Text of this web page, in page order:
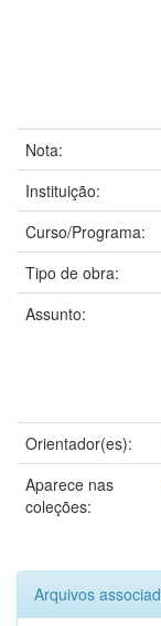
Nota:
Instituição:
Curso/Programa:
Tipo de obra:
Assunto:
Orientador(es):
Aparece nas
coleções:
Arquivos